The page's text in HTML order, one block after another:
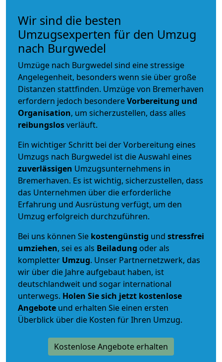
Wir sind die besten
Umzugsexperten für den Umzug
nach Burgwedel
Umzüge nach Burgwedel sind eine stressige
Angelegenheit, besonders wenn sie über große
Distanzen stattfinden. Umzüge von Bremerhaven
erfordern jedoch besondereVorbereitung und
Organisation, um sicherzustellen, dass alles
reibungslosverläuft.
Ein wichtiger Schritt bei der Vorbereitung eines
Umzugs nach Burgwedel ist die Auswahl eines
zuverlässigen Umzugsunternehmens in
Bremerhaven. Es ist wichtig, sicherzustellen, dass
das Unternehmen über die erforderliche
Erfahrung und Ausrüstung verfügt, um den
Umzug erfolgreich durchzuführen.
Bei uns können Sie kostengünstig und stressfrei
umziehen, sei es als Beiladung oder als
kompletter Umzug. Unser Partnernetzwerk, das
wir über die Jahre aufgebaut haben, ist
deutschlandweit und sogar international
unterwegs. Holen Sie sich jetzt kostenlose
Angebote und erhalten Sie einen ersten
Überblick über die Kosten für Ihren Umzug.
Kostenlose Angebote erhalten